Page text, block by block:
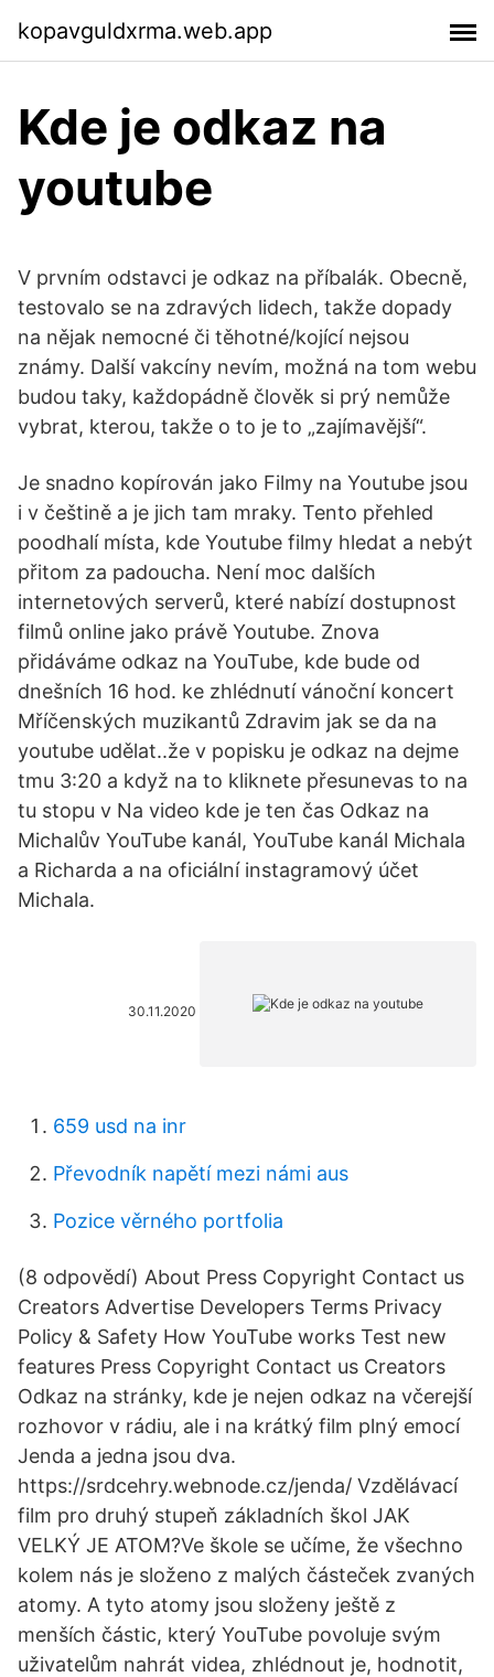
kopavguldxrma.web.app
Kde je odkaz na
youtube
V prvním odstavci je odkaz na příbalák. Obecně,
testovalo se na zdravých lidech, takže dopady
na nějak nemocné či těhotné/kojící nejsou
známy. Další vakcíny nevím, možná na tom webu
budou taky, každopádně člověk si prý nemůže
vybrat, kterou, takže o to je to „zajímavější“.
Je snadno kopírován jako Filmy na Youtube jsou
i v češtině a je jich tam mraky. Tento přehled
poodhalí místa, kde Youtube filmy hledat a nebýt
přitom za padoucha. Není moc dalších
internetových serverů, které nabízí dostupnost
filmů online jako právě Youtube. Znova
přidáváme odkaz na YouTube, kde bude od
dnešních 16 hod. ke zhlédnutí vánoční koncert
Mříčenských muzikantů Zdravim jak se da na
youtube udělat..že v popisku je odkaz na dejme
tmu 3:20 a když na to kliknete přesunevas to na
tu stopu v Na video kde je ten čas Odkaz na
Michalův YouTube kanál, YouTube kanál Michala
a Richarda a na oficiální instagramový účet
Michala.
30.11.2020
659 usd na inr
Převodník napětí mezi námi aus
Pozice věrného portfolia
(8 odpovědí) About Press Copyright Contact us
Creators Advertise Developers Terms Privacy
Policy & Safety How YouTube works Test new
features Press Copyright Contact us Creators
Odkaz na stránky, kde je nejen odkaz na včerejší
rozhovor v rádiu, ale i na krátký film plný emocí
Jenda a jedna jsou dva.
https://srdcehry.webnode.cz/jenda/ Vzdělávací
film pro druhý stupeň základních škol JAK
VELKÝ JE ATOM?Ve škole se učíme, že všechno
kolem nás je složeno z malých částeček zvaných
atomy. A tyto atomy jsou složeny ještě z
menších částic, který YouTube povoluje svým
uživatelům nahrát videa, zhlédnout je, hodnotit,